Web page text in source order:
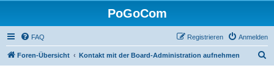
PoGoCom
FAQ Anmelden
Registrieren
Foren-Übersicht Kontakt mit der Board-Administration aufnehmen